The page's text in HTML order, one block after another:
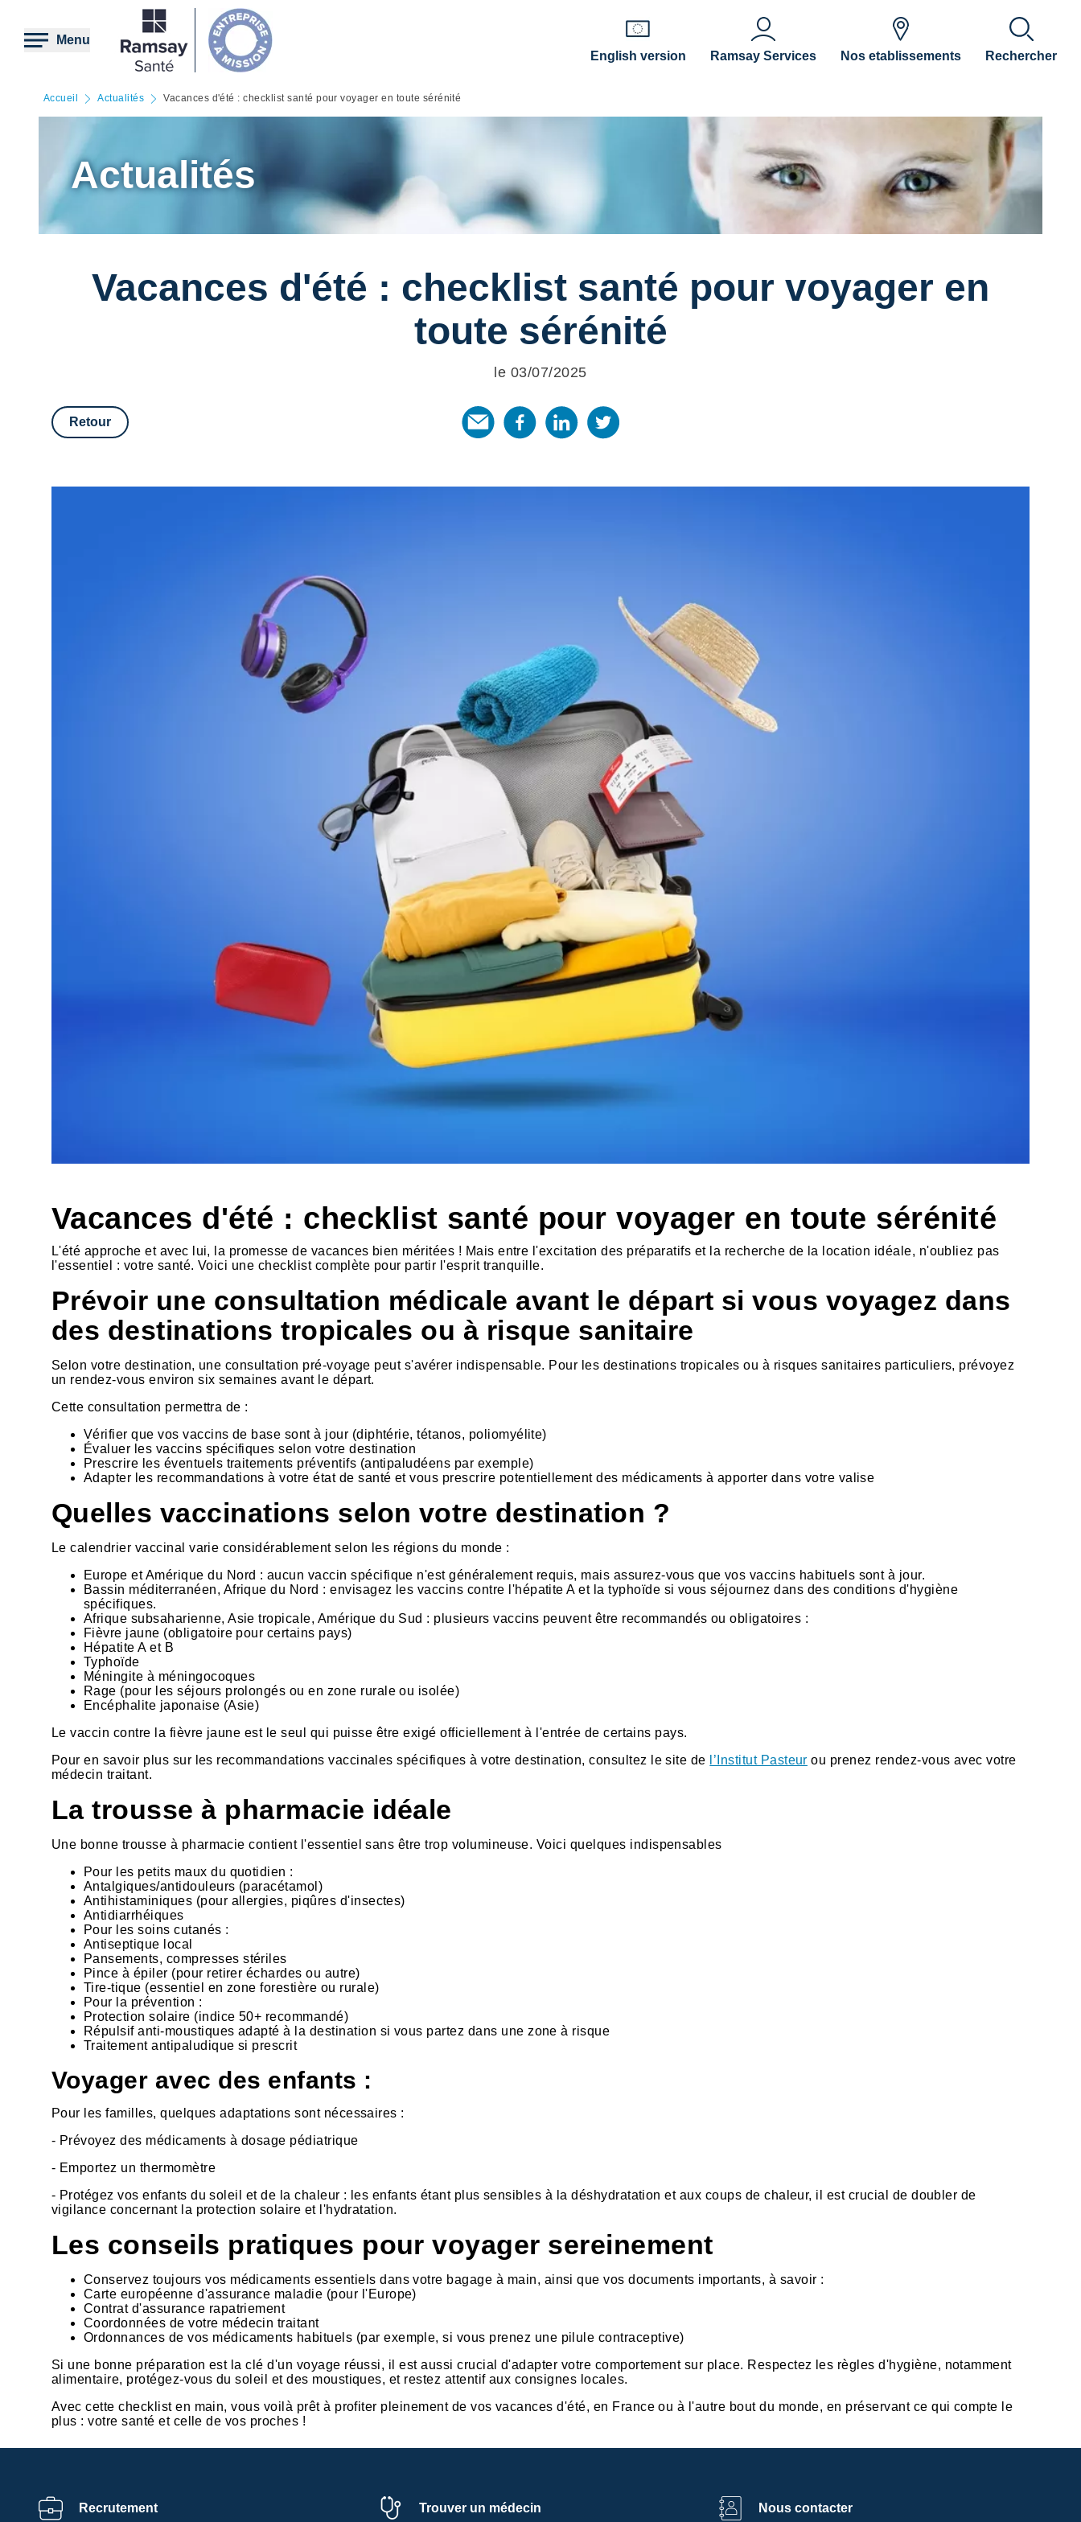
contenu
principal
Menu
English version
Ramsay Services Nos etablissements Rechercher
Accueil Actualités Vacances d'été : checklist santé pour voyager en toute sérénité
Actualités
Vacances d'été : checklist santé pour voyager en
toute sérénité
le 03/07/2025
Retour
Vacances d'été : checklist santé pour voyager en toute sérénité
L'été approche et avec lui, la promesse de vacances bien méritées ! Mais entre l'excitation des préparatifs et la recherche de la location idéale, n'oubliez pas
l'essentiel : votre santé. Voici une checklist complète pour partir l'esprit tranquille.
Prévoir une consultation médicale avant le départ si vous voyagez dans
des destinations tropicales ou à risque sanitaire
Selon votre destination, une consultation pré-voyage peut s'avérer indispensable. Pour les destinations tropicales ou à risques sanitaires particuliers, prévoyez
un rendez-vous environ six semaines avant le départ.
Cette consultation permettra de :
Vérifier que vos vaccins de base sont à jour (diphtérie, tétanos, poliomyélite)
Évaluer les vaccins spécifiques selon votre destination
Prescrire les éventuels traitements préventifs (antipaludéens par exemple)
Adapter les recommandations à votre état de santé et vous prescrire potentiellement des médicaments à apporter dans votre valise
Quelles vaccinations selon votre destination ?
Le calendrier vaccinal varie considérablement selon les régions du monde :
Europe et Amérique du Nord : aucun vaccin spécifique n'est généralement requis, mais assurez-vous que vos vaccins habituels sont à jour.
Bassin méditerranéen, Afrique du Nord : envisagez les vaccins contre l'hépatite A et la typhoïde si vous séjournez dans des conditions d'hygiène
spécifiques.
Afrique subsaharienne, Asie tropicale, Amérique du Sud : plusieurs vaccins peuvent être recommandés ou obligatoires :
Fièvre jaune (obligatoire pour certains pays)
Hépatite A et B
Typhoïde
Méningite à méningocoques
Rage (pour les séjours prolongés ou en zone rurale ou isolée)
Encéphalite japonaise (Asie)
Le vaccin contre la fièvre jaune est le seul qui puisse être exigé officiellement à l'entrée de certains pays.
Pour en savoir plus sur les recommandations vaccinales spécifiques à votre destination, consultez le site de
l’Institut Pasteur ou prenez rendez-vous avec votre
médecin traitant.
La trousse à pharmacie idéale
Une bonne trousse à pharmacie contient l'essentiel sans être trop volumineuse. Voici quelques indispensables
Pour les petits maux du quotidien :
Antalgiques/antidouleurs (paracétamol)
Antihistaminiques (pour allergies, piqûres d'insectes)
Antidiarrhéiques
Pour les soins cutanés :
Antiseptique local
Pansements, compresses stériles
Pince à épiler (pour retirer échardes ou autre)
Tire-tique (essentiel en zone forestière ou rurale)
Pour la prévention :
Protection solaire (indice 50+ recommandé)
Répulsif anti-moustiques adapté à la destination si vous partez dans une zone à risque
Traitement antipaludique si prescrit
Voyager avec des enfants :
Pour les familles, quelques adaptations sont nécessaires :
- Prévoyez des médicaments à dosage pédiatrique
- Emportez un thermomètre
- Protégez vos enfants du soleil et de la chaleur : les enfants étant plus sensibles à la déshydratation et aux coups de chaleur, il est crucial de doubler de
vigilance concernant la protection solaire et l'hydratation.
Les conseils pratiques pour voyager sereinement
Conservez toujours vos médicaments essentiels dans votre bagage à main, ainsi que vos documents importants, à savoir :
Carte européenne d'assurance maladie (pour l'Europe)
Contrat d'assurance rapatriement
Coordonnées de votre médecin traitant
Ordonnances de vos médicaments habituels (par exemple, si vous prenez une pilule contraceptive)
Si une bonne préparation est la clé d'un voyage réussi, il est aussi crucial d'adapter votre comportement sur place. Respectez les règles d'hygiène, notamment
alimentaire, protégez-vous du soleil et des moustiques, et restez attentif aux consignes locales.
Avec cette checklist en main, vous voilà prêt à profiter pleinement de vos vacances d'été, en France ou à l'autre bout du monde, en préservant ce qui compte le
plus : votre santé et celle de vos proches !
Recrutement Trouver un médecin Nous contacter
Centre de
préférences de la